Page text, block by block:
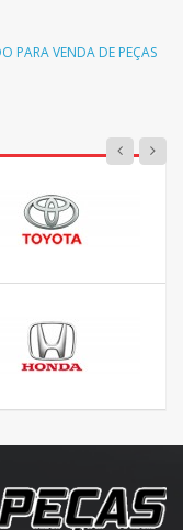
PARA VENDA DE PEÇAS